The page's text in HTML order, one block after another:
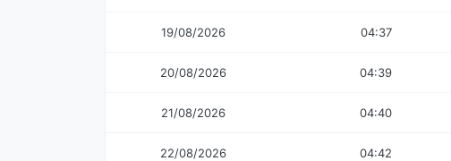
19/08/2026 04:37
20/08/2026 04:39
21/08/2026 04:40
22/08/2026 04:42